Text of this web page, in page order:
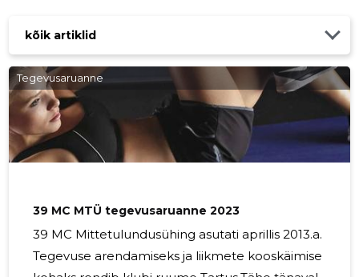
kõik artiklid
Tegevusaruanne
39 MC MTÜ tegevusaruanne 2023
39 MC Mittetulundusühing asutati aprillis 2013.a.
Tegevuse arendamiseks ja liikmete kooskäimise